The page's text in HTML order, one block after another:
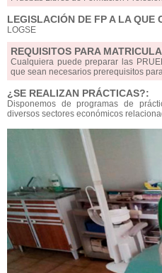
LEGISLACIÓN DE FP A LA QUE
LOGSE
REQUISITOS PARA
Cualquiera puede preparar las
que sean necesarios prerequisitos
¿SE REALIZAN PRÁCTICAS?:
Disponemos de programas de
diversos sectores económicos